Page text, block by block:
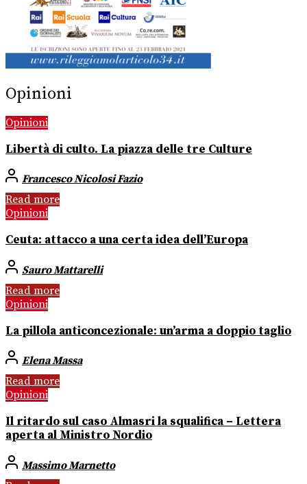
Opinioni
Opinioni
Libertà di culto. La piazza delle tre Culture
Francesco Nicolosi Fazio
Read more
Opinioni
Ceuta: attacco a una certa idea dell’Europa
Sauro Mattarelli
Read more
Opinioni
La pillola anticoncezionale: un’arma a doppio taglio
Elena Massa
Read more
Opinioni
Il ritardo sul caso Almasri la squalifica – Lettera
aperta al Ministro Nordio
Massimo Marnetto